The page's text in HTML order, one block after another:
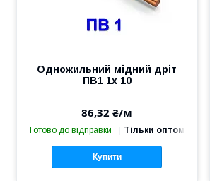
Одножильний мідний дріт
ПВ1 1х 10
86,32 ₴/м
Готово до відправки Тільки оптом
Купити